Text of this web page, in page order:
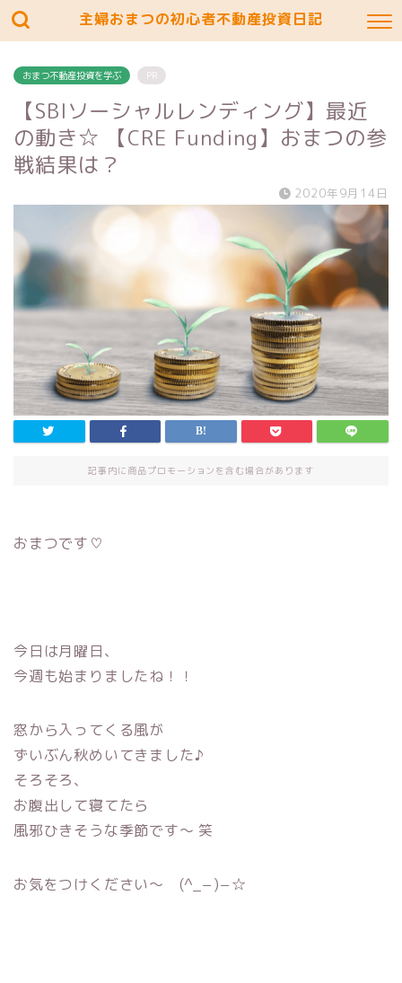
主婦おまつの初心者不動産投資日記
おまつ不動産投資を学ぶ PR
【SBIソーシャルレンディング】最近
の動き☆ 【CRE Funding】おまつの参
戦結果は？
2020年9月14日
記事内に商品プロモーションを含む場合があります
おまつです♡
今日は月曜日、
今週も始まりましたね！！
窓から入ってくる風が
ずいぶん秋めいてきました♪
そろそろ、
お腹出して寝てたら
風邪ひきそうな季節です〜 笑
お気をつけください〜 (^_−)−☆